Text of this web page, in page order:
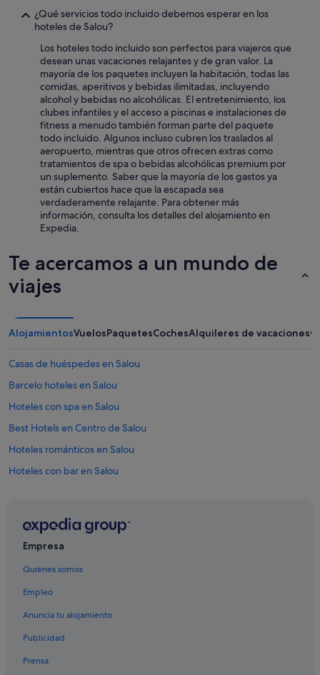
¿Qué servicios todo incluido debemos esperar en los
hoteles de Salou?
Los hoteles todo incluido son perfectos para viajeros que
desean unas vacaciones relajantes y de gran valor. La
mayoría de los paquetes incluyen la habitación, todas las
comidas, aperitivos y bebidas ilimitadas, incluyendo
alcohol y bebidas no alcohólicas. El entretenimiento, los
clubes infantiles y el acceso a piscinas e instalaciones de
fitness a menudo también forman parte del paquete
todo incluido. Algunos incluso cubren los traslados al
aeropuerto, mientras que otros ofrecen extras como
tratamientos de spa o bebidas alcohólicas premium por
un suplemento. Saber que la mayoría de los gastos ya
están cubiertos hace que la escapada sea
verdaderamente relajante. Para obtener más
información, consulta los detalles del alojamiento en
Expedia.
Te acercamos a un mundo de
viajes
AlojamientosVuelosPaquetesCochesAlquileres de vacaciones
Casas de huéspedes en Salou
Barcelo hoteles en Salou
Hoteles con spa en Salou
Best Hotels en Centro de Salou
Hoteles románticos en Salou
Hoteles con bar en Salou
Villas en Salou
Portaventura hoteles en Salou
Hoteles de lujo en Salou
Chalets en Salou
Hoteles de aventura en Salou
Empresa
Quiénes somos
Empleo
Anuncia tu alojamiento
Publicidad
Prensa